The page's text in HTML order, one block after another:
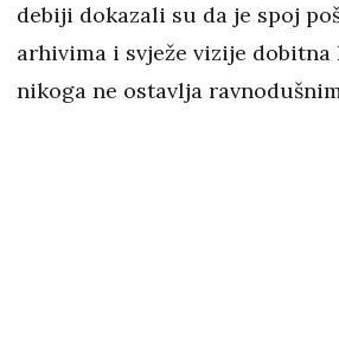
debiji dokazali su da je spoj
arhivima i svježe vizije
nikoga ne ostavlja